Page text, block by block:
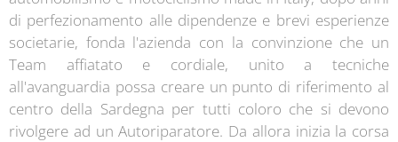
di perfezionamento alle dipendenze e brevi esperienze
societarie, fonda l'azienda con la convinzione che un
Team affiatato e cordiale, unito a tecniche
all'avanguardia possa creare un punto di riferimento al
centro della Sardegna per tutti coloro che si devono
rivolgere ad un Autoriparatore. Da allora inizia la corsa